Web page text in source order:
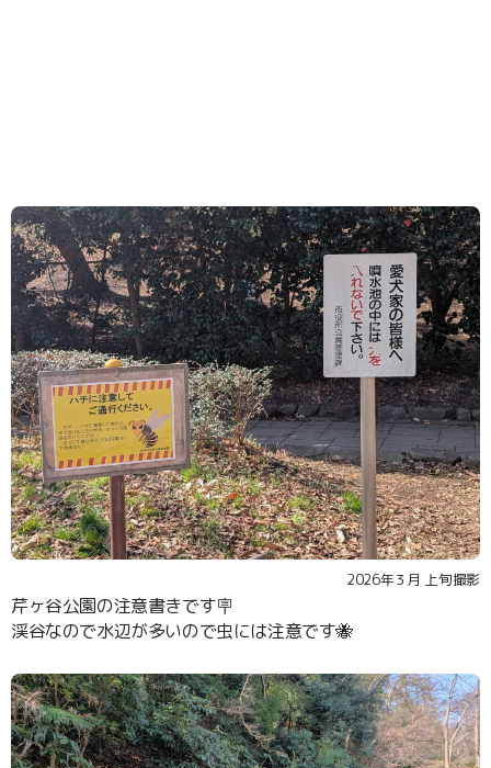
2026年３月 上旬撮影
芹ヶ谷公園の注意書きです🪧
渓谷なので水辺が多いので虫には注意です🐝